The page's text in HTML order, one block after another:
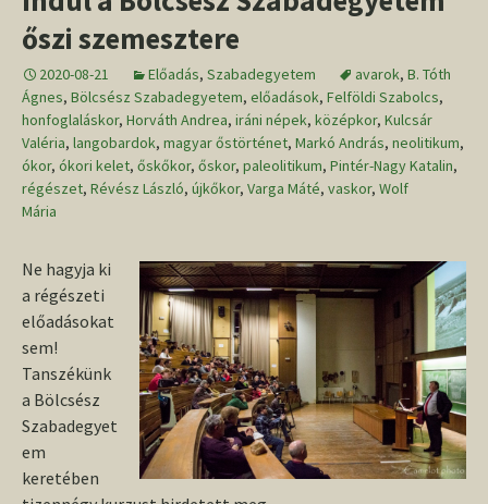
őszi szemesztere
2020-08-21 Előadás, Szabadegyetem avarok, B. Tóth
Ágnes, Bölcsész Szabadegyetem, előadások, Felföldi Szabolcs,
honfoglaláskor, Horváth Andrea, iráni népek, középkor, Kulcsár
Valéria, langobardok, magyar őstörténet, Markó András, neolitikum,
ókor, ókori kelet, őskőkor, őskor, paleolitikum, Pintér-Nagy Katalin,
régészet, Révész László, újkőkor, Varga Máté, vaskor, Wolf
Mária
Ne hagyja ki
a régészeti
előadásokat
sem!
Tanszékünk
a Bölcsész
Szabadegyet
em
keretében